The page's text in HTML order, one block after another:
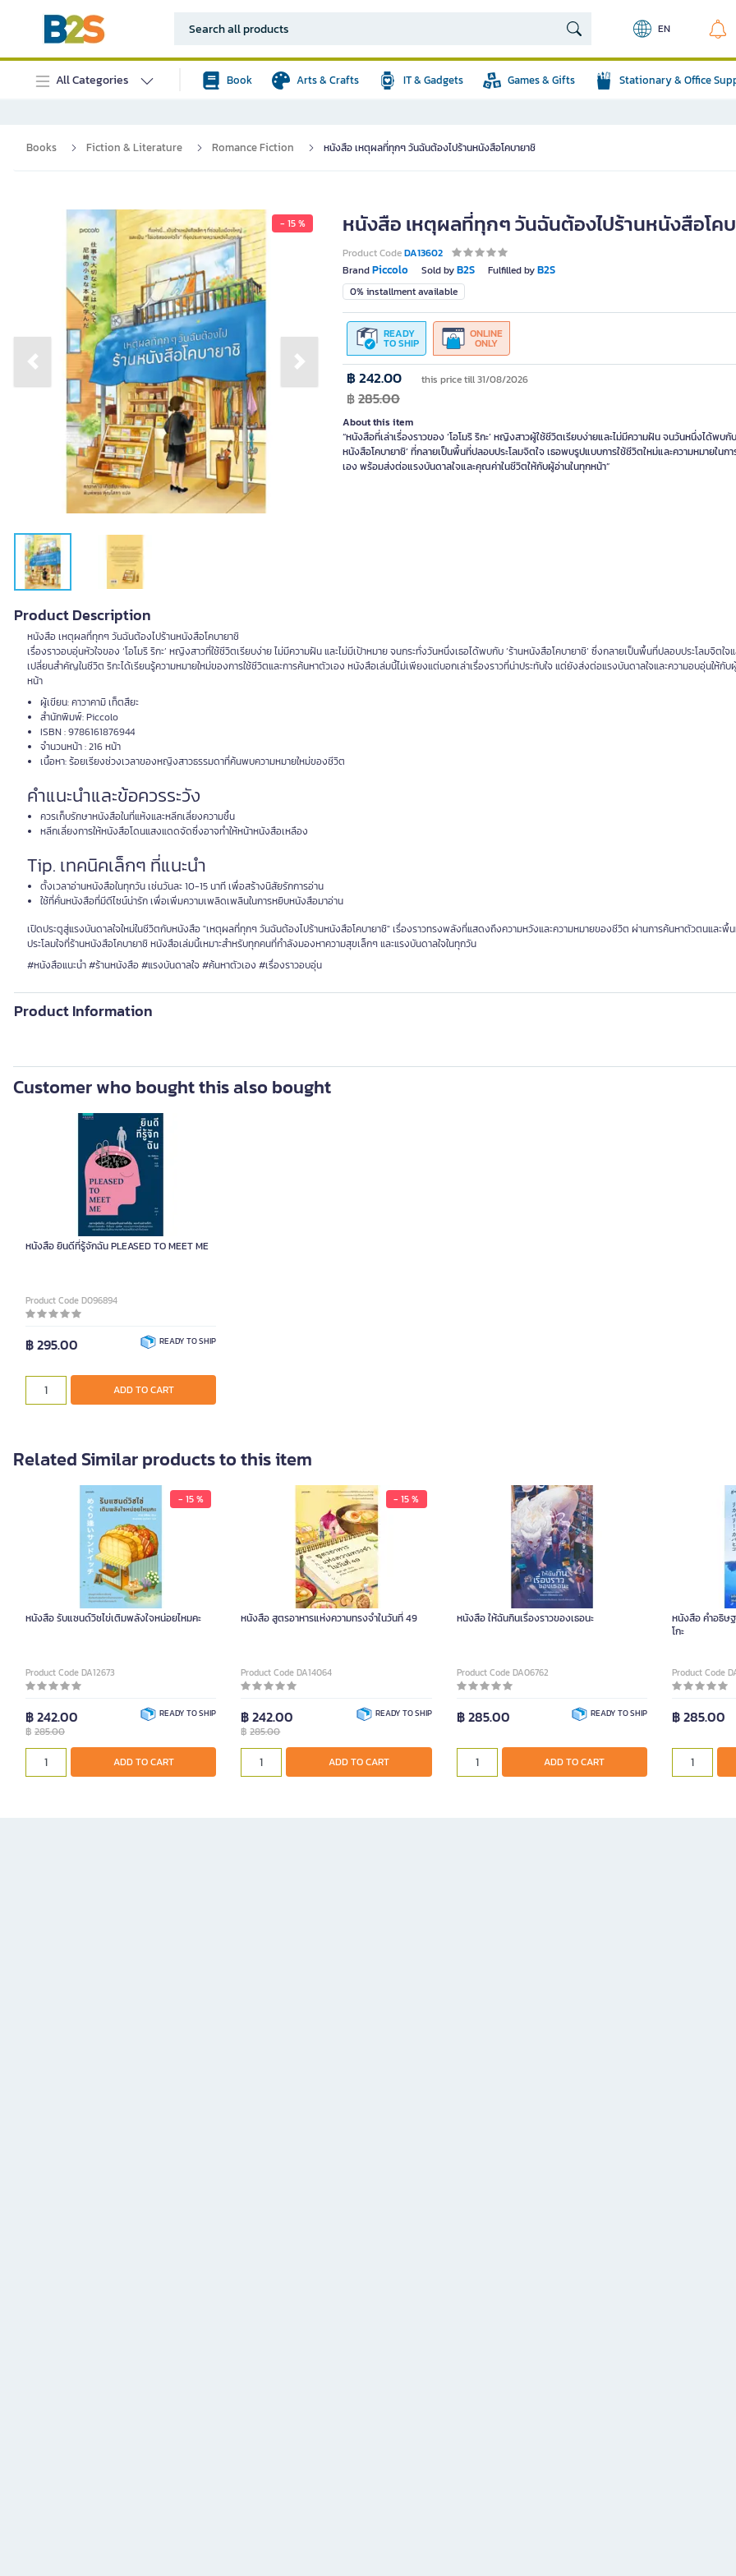
EN
All Categories Book Arts & Crafts IT & Gadgets Games & Gifts Stationary & Office
Books Fiction & Literature Romance Fiction หนังสือ เหตุผลที่ทุกๆ วันฉันต้องไปร้านหนังสือโคบายาชิ
- 15 %
Previous slide Next slide
หนังสือ เหตุผลที่ทุกๆ วันฉันต้องไปร้านหนังสือโค
Product CodeDA13602
BrandPiccolo Sold byB2S Fulfilled byB2S
0% installment available
READY
TO SHIP
ONLINE
ONLY
฿ 242.00 this price till 31/08/2026
฿285.00
About this item
“หนังสือที่เล่าเรื่องราวของ ‘โอโมริ ริกะ’ หญิงสาวผู้ใช้ชีวิตเรียบง่ายและไม่มีความฝัน จนวันหนึ่งได้พบกั
หนังสือโคบายาชิ’ ที่กลายเป็นพื้นที่ปลอบประโลมจิตใจ เธอพบรูปแบบการใช้ชีวิตใหม่และความหมายในก
เอง พร้อมส่งต่อแรงบันดาลใจและคุณค่าในชีวิตให้กับผู้อ่านในทุกหน้า”
Product Description
หนังสือ เหตุผลที่ทุกๆ วันฉันต้องไปร้านหนังสือโคบายาชิ
เรื่องราวอบอุ่นหัวใจของ ‘โอโมริ ริกะ’ หญิงสาวที่ใช้ชีวิตเรียบง่าย ไม่มีความฝัน และไม่มีเป้าหมาย จนกระทั่งวันหนึ่งเธอได้พบกับ ‘ร้านหนังสือโคบายาชิ’ ซึ่งกลายเป็นพื้นที่ปลอบประโลมจิตใจ
เปลี่ยนสำคัญในชีวิต ริกะได้เรียนรู้ความหมายใหม่ของการใช้ชีวิตและการค้นหาตัวเอง หนังสือเล่มนี้ไม่เพียงแต่บอกเล่าเรื่องราวที่น่าประทับใจ แต่ยังส่งต่อแรงบันดาลใจและความอบอุ่นให้กั
หน้า
ผู้เขียน: คาวาคามิ เท็ตสึยะ
สำนักพิมพ์: Piccolo
ISBN : 9786161876944
จำนวนหน้า : 216 หน้า
เนื้อหา: ร้อยเรียงช่วงเวลาของหญิงสาวธรรมดาที่ค้นพบความหมายใหม่ของชีวิต
คำแนะนำและข้อควรระวัง
ควรเก็บรักษาหนังสือในที่แห้งและหลีกเลี่ยงความชื้น
หลีกเลี่ยงการให้หนังสือโดนแสงแดดจัดซึ่งอาจทำให้หน้าหนังสือเหลือง
Tip. เทคนิคเล็กๆ ที่แนะนำ
ตั้งเวลาอ่านหนังสือในทุกวัน เช่นวันละ 10-15 นาที เพื่อสร้างนิสัยรักการอ่าน
ใช้ที่คั่นหนังสือที่มีดีไซน์น่ารัก เพื่อเพิ่มความเพลิดเพลินในการหยิบหนังสือมาอ่าน
เปิดประตูสู่แรงบันดาลใจใหม่ในชีวิตกับหนังสือ "เหตุผลที่ทุกๆ วันฉันต้องไปร้านหนังสือโคบายาชิ" เรื่องราวทรงพลังที่แสดงถึงความหวังและความหมายของชีวิต ผ่านการค้นหาตัวตนและพื้
ประโลมใจที่ร้านหนังสือโคบายาชิ หนังสือเล่มนี้เหมาะสำหรับทุกคนที่กำลังมองหาความสุขเล็กๆ และแรงบันดาลใจในทุกวัน
#หนังสือแนะนำ #ร้านหนังสือ #แรงบันดาลใจ #ค้นหาตัวเอง #เรื่องราวอบอุ่น
Product Information
Customer who bought this also bought
หนังสือ ยินดีที่รู้จักฉัน PLEASED TO MEET ME
Product Code D096894
฿ 295.00 READY TO SHIP
ADD TO CART
Related Similar products to this item
- 15 %
หนังสือ รับแซนด์วิชไข่เติมพลังใจหน่อยไหมคะ
Product Code DA12673
฿ 242.00
฿ 285.00
READY TO SHIP
ADD TO CART
- 15 %
หนังสือ สูตรอาหารแห่งความทรงจำในวันที่ 49
Product Code DA14064
฿ 242.00
฿285.00
READY TO SHIP
ADD TO CART
หนังสือ ให้ฉันกินเรื่องราวของเธอนะ
Product Code DA06762
฿ 285.00 READY TO SHIP
ADD TO CART
หนังสือ คําอธิษ
โกะ
Product Code
฿ 285.00